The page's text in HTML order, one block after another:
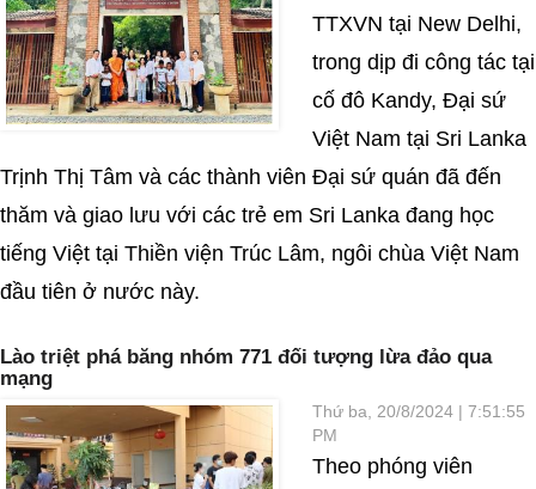
TTXVN tại New Delhi,
trong dịp đi công tác tại
cố đô Kandy, Đại sứ
Việt Nam tại Sri Lanka
Trịnh Thị Tâm và các thành viên Đại sứ quán đã đến
thăm và giao lưu với các trẻ em Sri Lanka đang học
tiếng Việt tại Thiền viện Trúc Lâm, ngôi chùa Việt Nam
đầu tiên ở nước này.
Lào triệt phá băng nhóm 771 đối tượng lừa đảo qua
mạng
Thứ ba, 20/8/2024 | 7:51:55
PM
Theo phóng viên